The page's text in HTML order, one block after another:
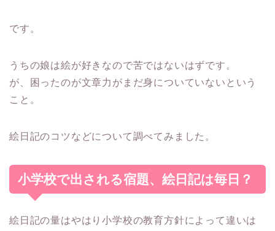
です。
うちの娘は絵が好きなので苦ではないはずです。
が、
困ったのが文章力がまだ身についていない という
こと。
絵日記のコツなどについて調べてみました。
小学校で出される宿題、絵日記は毎日？
絵日記の量はやはり小学校の教育方針によって違いは